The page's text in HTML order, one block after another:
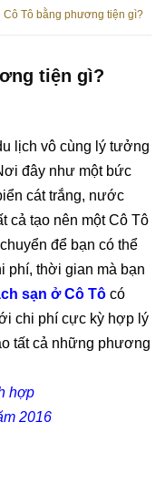
Tô bằng phương tiện gì?
tiện gì?
lịch vô cùng lý tưởng
đây như một bức
cát trắng, nước
cả tạo nên một Cô Tô
để bạn có thể
phí, thời gian mà bạn
sạn ở Cô Tô có
chi phí cực kỳ hợp lý
tất cả những phương
hợp
2016